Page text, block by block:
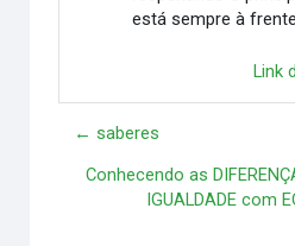
está sempre à
Link
← saberes
Conhecendo as
IGUALDADE com